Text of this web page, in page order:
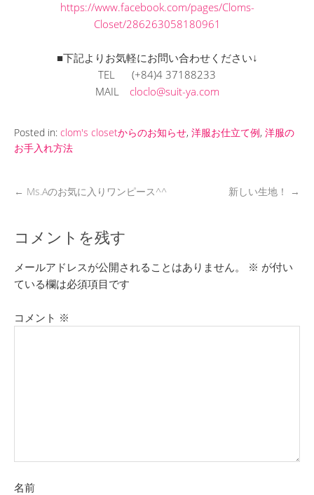
https://www.facebook.com/pages/Cloms-
Closet/286263058180961
■下記よりお気軽にお問い合わせください↓
TEL (+84)4 37188233
MAIL cloclo@suit-ya.com
Posted in: clom's closetからのお知らせ, 洋服お仕立て例, 洋服の
お手入れ方法
← Ms.Aのお気に入りワンピース^^ 新しい生地！ →
コメントを残す
メールアドレスが公開されることはありません。 ※ が付い
ている欄は必須項目です
コメント ※
名前